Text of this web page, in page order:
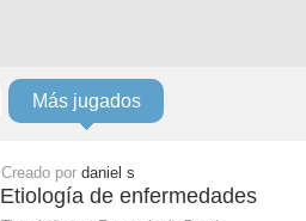
Más jugados
Creado por daniel s
Etiología de enfermedades